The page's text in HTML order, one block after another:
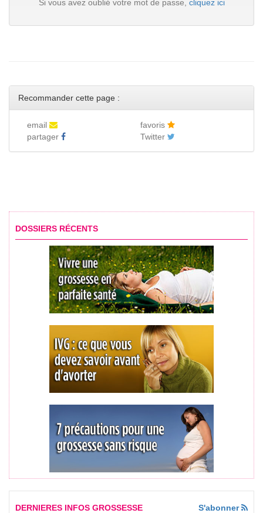
Si vous avez oublié votre mot de passe, cliquez ici
Recommander cette page :
email
favoris
partager
Twitter
DOSSIERS RÉCENTS
DERNIERES INFOS GROSSESSE S'abonner